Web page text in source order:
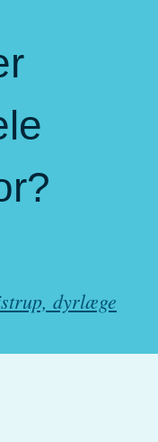
dyrlæge